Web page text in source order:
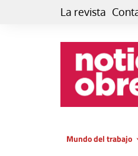
La revista
Mundo del trabajo